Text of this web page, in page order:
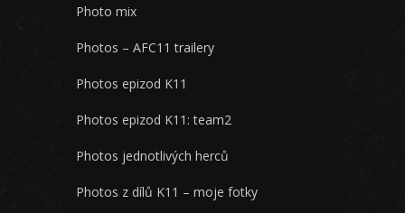
Photo mix
Photos – AFC11 trailery
Photos epizod K11
Photos epizod K11: team2
Photos jednotlivých herců
Photos z dílů K11 – moje fotky